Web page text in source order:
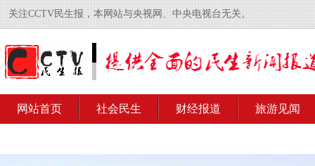
关注CCTV民生报，本网站与央视网、中央电视台无关。
网站首页 社会民生 财经报道 旅游见闻